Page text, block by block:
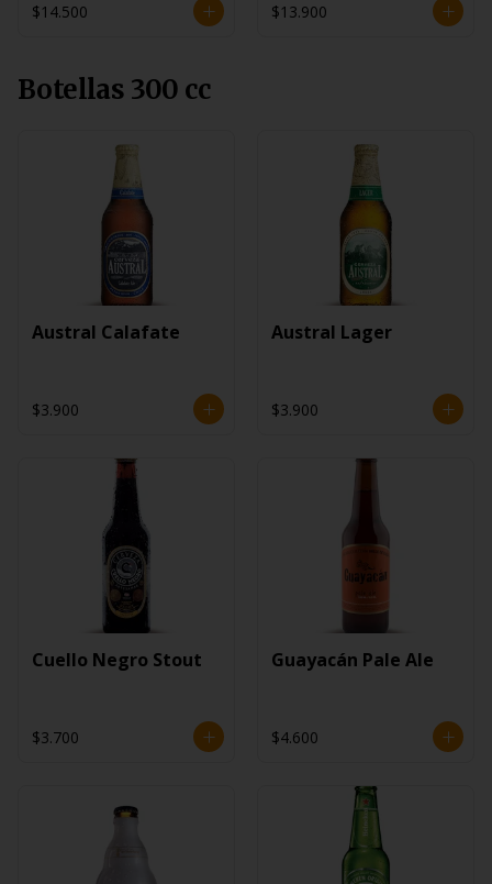
$14.500 $13.900
Botellas 300 cc
Austral Calafate
$3.900
Austral Lager
$3.900
Cuello Negro Stout
$3.700
Guayacán Pale Ale
$4.600